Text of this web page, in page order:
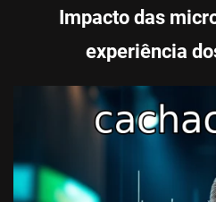
Impacto das
experiência